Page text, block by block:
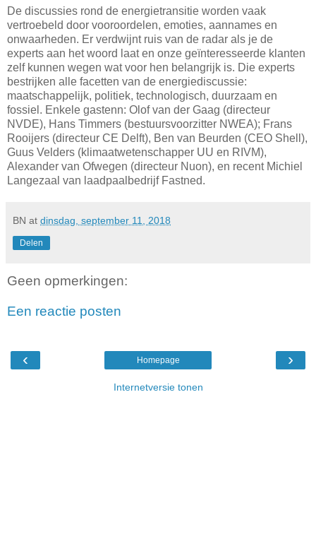
De discussies rond de energietransitie worden vaak
vertroebeld door vooroordelen, emoties, aannames en
onwaarheden. Er verdwijnt ruis van de radar als je de
experts aan het woord laat en onze geïnteresseerde klanten
zelf kunnen wegen wat voor hen belangrijk is. Die experts
bestrijken alle facetten van de energiediscussie:
maatschappelijk, politiek, technologisch, duurzaam en
fossiel. Enkele gastenn: Olof van der Gaag (directeur
NVDE), Hans Timmers (bestuursvoorzitter NWEA); Frans
Rooijers (directeur CE Delft), Ben van Beurden (CEO Shell),
Guus Velders (klimaatwetenschapper UU en RIVM),
Alexander van Ofwegen (directeur Nuon), en recent Michiel
Langezaal van laadpaalbedrijf Fastned.
BN at dinsdag, september 11, 2018
Delen
Geen opmerkingen:
Een reactie posten
‹ ›
Homepage
Internetversie tonen